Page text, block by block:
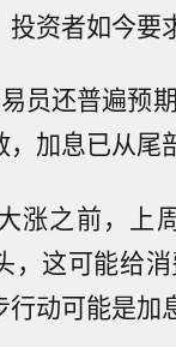
资者如今要
员还普遍预
加息已从尾
涨之前，上
，这可能给
动可能是加